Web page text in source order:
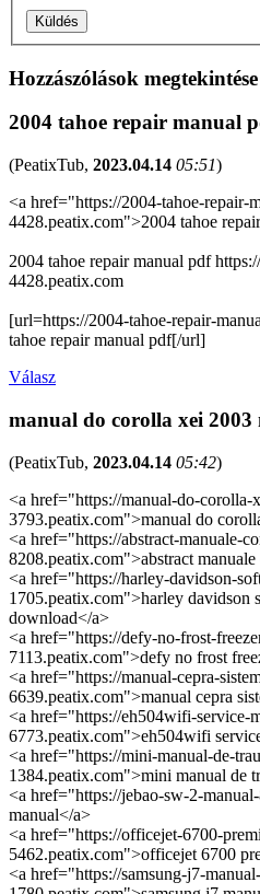
Hozzászólások megtekintése
2004 tahoe repair manual
(PeatixTub, 2023.04.14 05:51)
<a href="https://2004-tahoe-repair-
4428.peatix.com">2004 tahoe
2004 tahoe repair manual pdf
4428.peatix.com
[url=https://2004-tahoe-repair-
tahoe repair manual pdf[/url]
Válasz
manual do corolla xei 2003
(PeatixTub, 2023.04.14 05:42)
<a href="https://manual-do-corolla-
3793.peatix.com">manual do
<a href="https://abstract-manuale-
8208.peatix.com">abstract
<a href="https://harley-davidson-
1705.peatix.com">harley davidson
download</a>
<a href="https://defy-no-frost-
7113.peatix.com">defy no frost
<a href="https://manual-cepra-
6639.peatix.com">manual cepra
<a href="https://eh504wifi-service-
6773.peatix.com">eh504wifi
<a href="https://mini-manual-de-
1384.peatix.com">mini manual de
<a href="https://jebao-sw-2-
manual</a>
<a href="https://officejet-6700-
5462.peatix.com">officejet 6700
<a href="https://samsung-j7-